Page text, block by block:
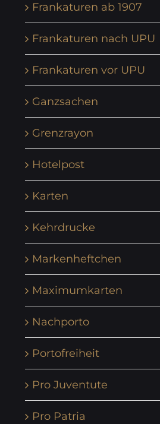
Frankaturen ab 1907
Frankaturen nach UPU
Frankaturen vor UPU
Ganzsachen
Grenzrayon
Hotelpost
Karten
Kehrdrucke
Markenheftchen
Maximumkarten
Nachporto
Portofreiheit
Pro Juventute
Pro Patria